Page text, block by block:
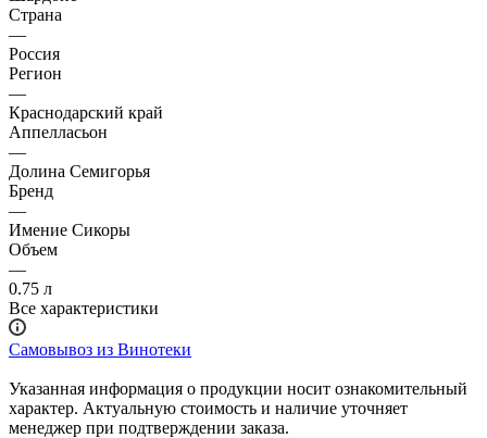
Страна
—
Россия
Регион
—
Краснодарский край
Аппелласьон
—
Долина Семигорья
Бренд
—
Имение Сикоры
Объем
—
0.75 л
Все характеристики
Самовывоз из Винотеки
Указанная информация о продукции носит ознакомительный
характер. Актуальную стоимость и наличие уточняет
менеджер при подтверждении заказа.